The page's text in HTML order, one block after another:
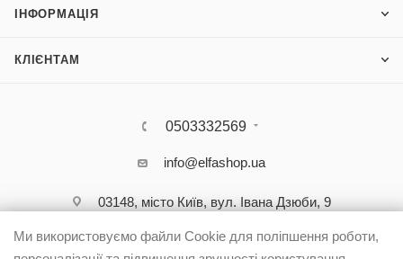
ІНФОРМАЦІЯ
КЛІЄНТАМ
0503332569
info@elfashop.ua
03148, місто Київ, вул. Івана Дзюби, 9
Ми використовуємо файли Cookie для поліпшення роботи,